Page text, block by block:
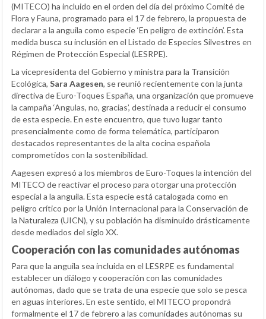
(MITECO) ha incluido en el orden del día del próximo Comité de
Flora y Fauna, programado para el 17 de febrero, la propuesta de
declarar a la anguila como especie ‘En peligro de extinción’. Esta
medida busca su inclusión en el Listado de Especies Silvestres en
Régimen de Protección Especial (LESRPE).
La vicepresidenta del Gobierno y ministra para la Transición
Ecológica, Sara Aagesen, se reunió recientemente con la junta
directiva de Euro-Toques España, una organización que promueve
la campaña ‘Angulas, no, gracias’, destinada a reducir el consumo
de esta especie. En este encuentro, que tuvo lugar tanto
presencialmente como de forma telemática, participaron
destacados representantes de la alta cocina española
comprometidos con la sostenibilidad.
Aagesen expresó a los miembros de Euro-Toques la intención del
MITECO de reactivar el proceso para otorgar una protección
especial a la anguila. Esta especie está catalogada como en
peligro crítico por la Unión Internacional para la Conservación de
la Naturaleza (UICN), y su población ha disminuido drásticamente
desde mediados del siglo XX.
Cooperación con las comunidades autónomas
Para que la anguila sea incluida en el LESRPE es fundamental
establecer un diálogo y cooperación con las comunidades
autónomas, dado que se trata de una especie que solo se pesca
en aguas interiores. En este sentido, el MITECO propondrá
formalmente el 17 de febrero a las comunidades autónomas su